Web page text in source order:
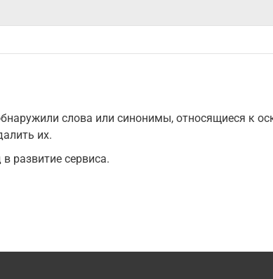
слова или синонимы, относящиеся к
их.
развитие сервиса.